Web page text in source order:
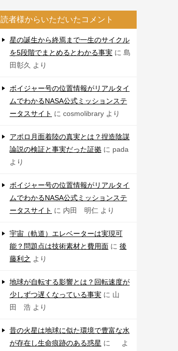
読者様からいただいたコメント
星の誕生から終焉まで一生のサイクル
を5段階でまとめるとわかる事実 に 島
田彰久 より
ボイジャー号の位置情報がリアルタイ
ムでわかるNASA公式ミッションステ
ータスサイト に cosmolibrary より
アポロ月面着陸の真実とは？捏造陰謀
論説の検証と事実だった証拠 に pada
より
ボイジャー号の位置情報がリアルタイ
ムでわかるNASA公式ミッションステ
ータスサイト に 内田 明仁 より
宇宙（軌道）エレベーターは実現可
能？問題点は技術素材と費用面 に 後
藤利之 より
地球が自転する影響とは？回転速度が
少しずつ遅くなっている事実 に 山
田 浩 より
昔の火星は地球に似た環境で豊富な水
が存在し生命痕跡のある惑星 に
よ